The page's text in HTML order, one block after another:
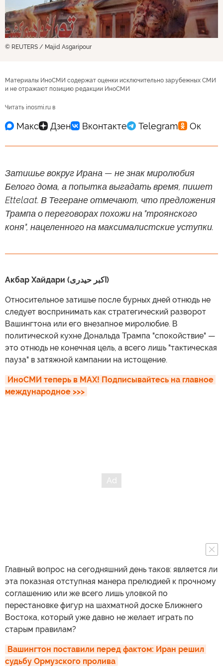
© REUTERS / Majid Asgaripour
Материалы ИноСМИ содержат оценки исключительно зарубежных СМИ
и не отражают позицию редакции ИноСМИ
Читать inosmi.ru в
Затишье вокруг Ирана — не знак миролюбия
Белого дома, а попытка выгадать время, пишет
Ettelaat. В Тегеране отмечают, что предложения
Трампа о переговорах похожи на "троянского
коня", нацеленного на максималистские уступки.
Акбар Хайдари (اکبر حیدری)
Относительное затишье после бурных дней отнюдь не
следует воспринимать как стратегический разворот
Вашингтона или его внезапное миролюбие. В
политической кухне Дональда Трампа "спокойствие" —
это отнюдь не конечная цель, а всего лишь "тактическая
пауза" в затяжной кампании на истощение.
ИноСМИ теперь в MAX! Подписывайтесь на главное
международное >>>
Главный вопрос на сегодняшний день таков: является ли
эта показная отступная манера прелюдией к прочному
соглашению или же всего лишь уловкой по
перестановке фигур на шахматной доске Ближнего
Востока, который уже давно не желает играть по
старым правилам?
Вашингтон поставили перед фактом: Иран решил
судьбу Ормузского пролива